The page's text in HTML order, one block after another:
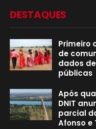
DESTAQUES
Primeiro
de
dados
públicas
Após
DNIT
parcial
Afonso e